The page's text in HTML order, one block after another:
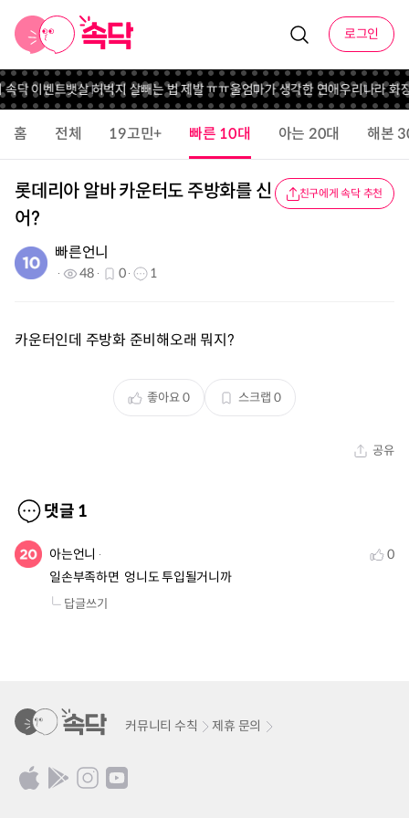
로그인
닥 이벤트뱃살 허벅지 살빼는 법 제발 ㅠㅠ울엄마가 생각한 연애우리나라 화
홈 전체 19고민+ 빠른 10대 아는 20대 해본
롯데리아 알바 카운터도 주방화를 신
어?
친구에게 속닥 추천
빠른언니
48 0 1
카운터인데 주방화 준비해오래 뭐지?
좋아요0 스크랩 0
공유
댓글 1
아는언니
0
일손부족하면  엉니도 투입될거니까
답글쓰기
커뮤니티 수칙 제휴 문의